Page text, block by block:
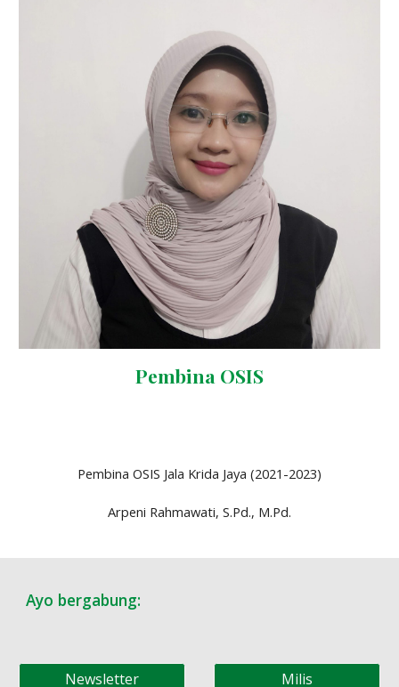
Pembina OSIS
Pembina OSIS Jala Krida Jaya (2021-2023)
Arpeni Rahmawati, S.Pd., M.Pd.
Ayo bergabung:
Newsletter Milis